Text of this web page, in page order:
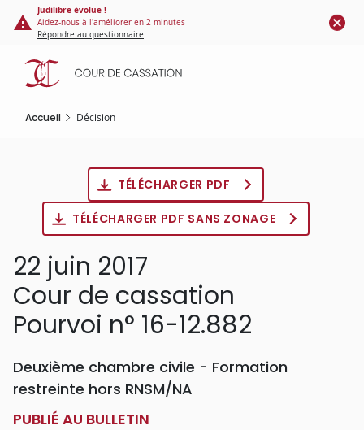
Panneau de gestion des cookies
contenu
principal
Judilibre évolue !
Aidez-nous à l'améliorer en 2 minutes
Répondre au questionnaire
Accueil Décision
TÉLÉCHARGER PDF
TÉLÉCHARGER PDF SANS ZONAGE
22 juin 2017
Cour de cassation
Pourvoi n° 16-12.882
Deuxième chambre civile - Formation
restreinte hors RNSM/NA
PUBLIÉ AU BULLETIN